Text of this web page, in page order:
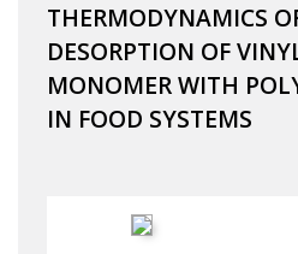
THERMODYNAMICS
DESORPTION OF
MONOMER WITH
IN FOOD SYSTEMS